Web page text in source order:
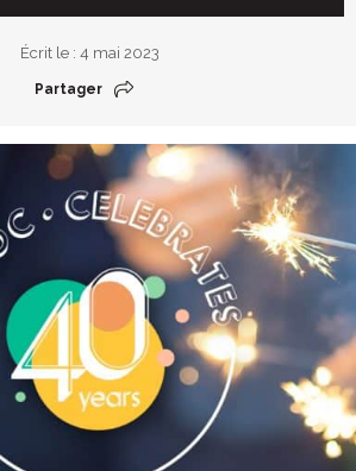
Écrit le : 4 mai 2023
Partager